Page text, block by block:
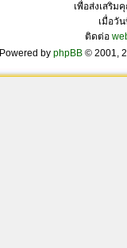
เพื่อส่งเสริม
เมื่อวั
ติดต่อ
Powered by phpBB © 2001,